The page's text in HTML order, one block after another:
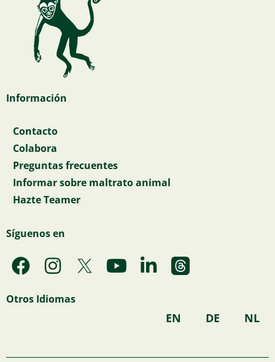
Información
Contacto
Colabora
Preguntas frecuentes
Informar sobre maltrato animal
Hazte Teamer
Síguenos en
F
a
c
o
I
n
s
g
Y
o
b
L
i
d
Otros Idiomas
EN DE NL